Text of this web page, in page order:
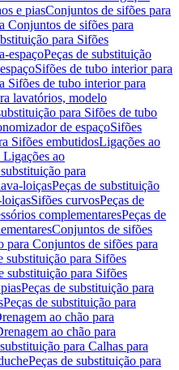
e piasConjuntos de sifões para
Conjuntos de sifões para
para Sifões
espaçoPeças de substituição
Sifões de tubo interior para
Sifões de tubo interior para
lavatórios, modelo
para Sifões de tubo
de espaçoSifões
Sifões embutidosLigações ao
Ligações ao
para
loiçasPeças de substituição
Sifões curvosPeças de
complementaresPeças de
Conjuntos de sifões
para Conjuntos de sifões para
substituição para Sifões
substituição para Sifões
Peças de substituição para
Peças de substituição para
ao chão para
ao chão para
para Calhas para
Peças de substituição para